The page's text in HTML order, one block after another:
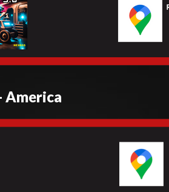
America